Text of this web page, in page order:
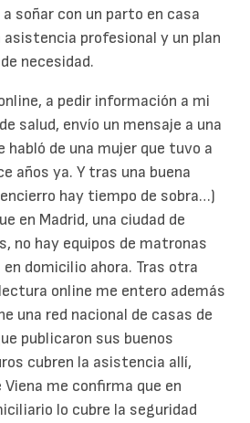
soñar con un parto en casa
asistencia profesional y un plan
necesidad.
a pedir información a mi
salud, envío un mensaje a una
habló de una mujer que tuvo a
años ya. Y tras una buena
hay tiempo de sobra…)
en Madrid, una ciudad de
no hay equipos de matronas
domicilio ahora. Tras otra
online me entero además
una red nacional de casas de
publicaron sus buenos
cubren la asistencia allí,
me confirma que en
lo cubre la seguridad